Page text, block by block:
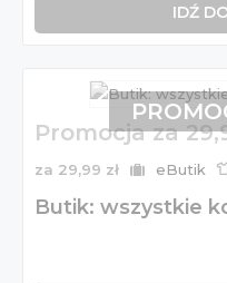
IDŹ
Promocja za
za 29,99 zł eButik
Butik: wszystkie